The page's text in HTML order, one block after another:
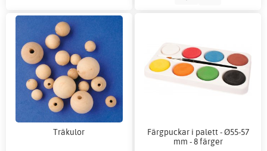
Träkulor
Färgpuckar i palett - Ø55-57
mm - 8 färger